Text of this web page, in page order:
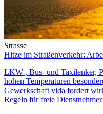
Strasse
Hitze im Straßenverkehr:
LKW-, Bus- und Taxilenker,
hohen Temperaturen
Gewerkschaft vida fordert
Regeln für freie